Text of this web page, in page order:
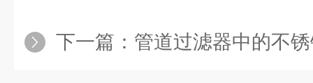
下一篇： 管道过滤器中的不锈钢滤